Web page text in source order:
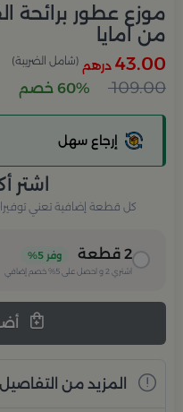
من امايا
43.00 درهم (شامل الضريبة)
109.00 60% خصم
إرجاع سهل
اشتر
كل قطعة إضافية تعني توفيرا
2 قطعة وفر 5%
اشتري 2 و احصل على 5% خصم إضافي
المزيد من التفاصيل